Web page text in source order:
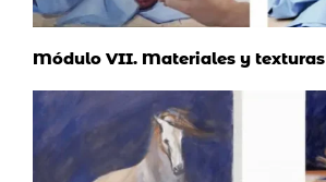
Módulo VII. Materiales y texturas